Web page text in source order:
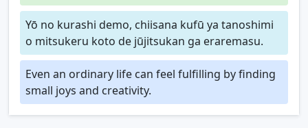
Yō no kurashi demo, chiisana kufū ya tanoshimi
o mitsukeru koto de jūjitsukan ga eraremasu.
Even an ordinary life can feel fulfilling by finding
small joys and creativity.